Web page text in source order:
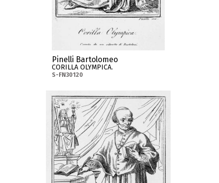
Pinelli Bartolomeo
CORILLA OLYMPICA.
S-FN30120